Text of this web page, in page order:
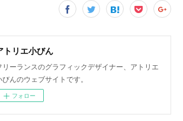
トリエ小びん
リーランスのグラフィックデザイナー、アトリエ
びんのウェブサイトです。
フォロー